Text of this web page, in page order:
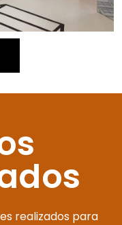
realizados para